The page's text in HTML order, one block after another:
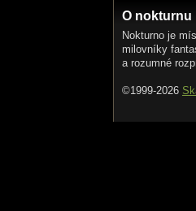
O nokturnu
Nokturno je
milovníky
a rozumné
©1999-2026